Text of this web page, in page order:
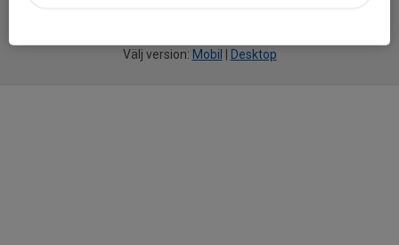
Välj version: Mobil Desktop